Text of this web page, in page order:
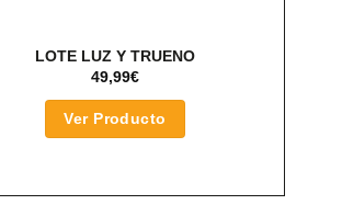
LOTE LUZ Y TRUENO
49,99€
Ver Producto